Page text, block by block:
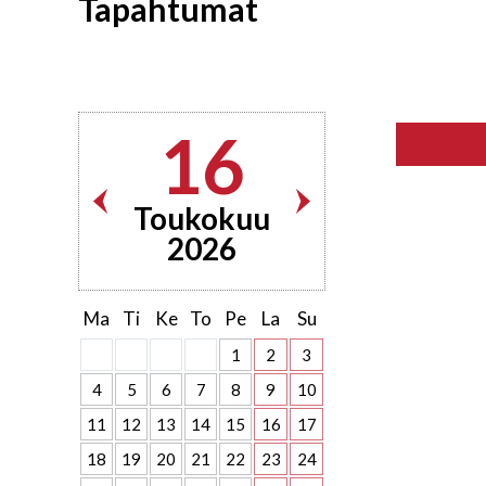
Tapahtumat
16
Toukokuu
2026
Ma Ti Ke To Pe La Su
1 2
3
4
5 6 7 8 9
10
11
12 13 14 15 16
17
18
19 20 21 22 23
24